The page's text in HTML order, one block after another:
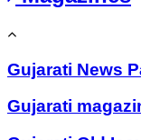
Gujarati News
Gujarati